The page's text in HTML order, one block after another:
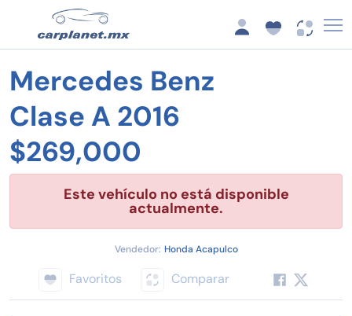
Mercedes Benz
Clase A 2016
$269,000
Este vehículo no está disponible
actualmente.
Vendedor: Honda Acapulco
Favoritos Comparar